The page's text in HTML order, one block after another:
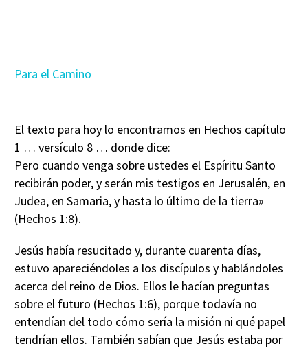
Para el Camino
El texto para hoy lo encontramos en Hechos capítulo
1 … versículo 8 … donde dice:
Pero cuando venga sobre ustedes el Espíritu Santo
recibirán poder, y serán mis testigos en Jerusalén, en
Judea, en Samaria, y hasta lo último de la tierra»
(Hechos 1:8).
Jesús había resucitado y, durante cuarenta días,
estuvo apareciéndoles a los discípulos y hablándoles
acerca del reino de Dios. Ellos le hacían preguntas
sobre el futuro (Hechos 1:6), porque todavía no
entendían del todo cómo sería la misión ni qué papel
tendrían ellos. También sabían que Jesús estaba por